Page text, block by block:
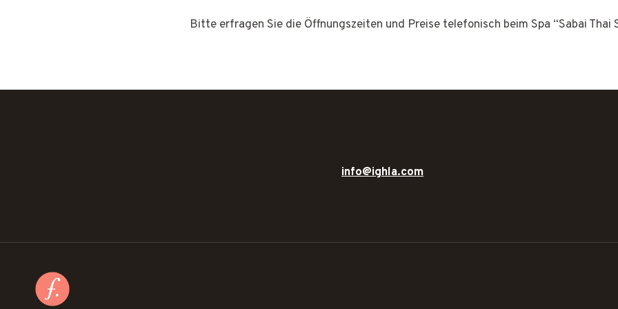
Bitte erfragen Sie die Öffnungszeiten und Preise telefonisch beim Spa “Sabai Thai
info@ighla.com